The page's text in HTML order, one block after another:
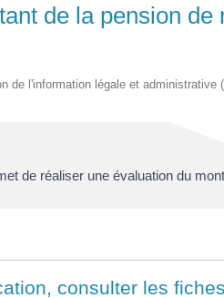
de la pension
de l'information légale et administrative
de réaliser une évaluation du
consulter les